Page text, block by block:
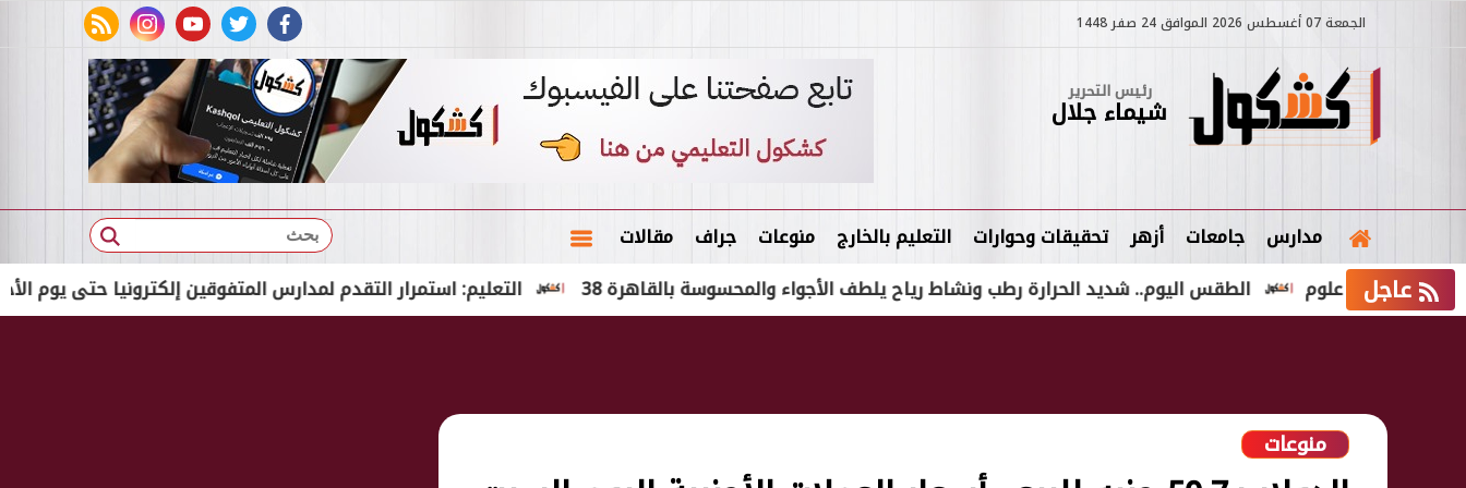
الجمعة 07 أغسطس 2026 الموافق 24 صفر 1448
facebook
twitter
youtube
instagram
rss feed
رئيس التحرير
شيماء جلال
مدارس جامعات أزهر تحقيقات وحوارات التعليم بالخارج منوعات جراف مقالات بحث
عاجل التعليم: استمرار التقدم لمدارس المتفوقين إلكترونيا حتى يوم الأحد الطقس اليوم.. شديد الحرارة رطب ونشاط رياح يلطف الأجواء والمحسوسة بالقاهرة 38
منوعات